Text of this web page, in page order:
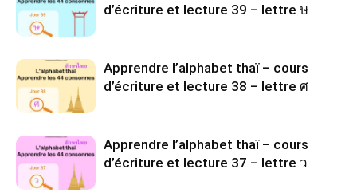
d’écriture et lecture 39 – lettre ษ
Apprendre l’alphabet thaï – cours
d’écriture et lecture 38 – lettre ศ
Apprendre l’alphabet thaï – cours
d’écriture et lecture 37 – lettre ว